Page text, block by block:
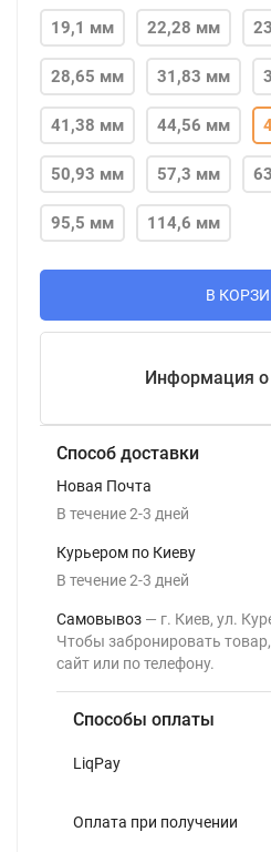
19,1 мм 22,28 мм
28,65 мм 31,83 мм
41,38 мм 44,56 мм
50,93 мм 57,3 мм
95,5 мм 114,6 мм
В
Информация о
Способ доставки
Новая Почта
В течение2-3 дней
Курьером по Киеву
В течение2-3 дней
Самовывоз
г. Киев, ул.
Чтобы забронировать
сайт или по телефону.
Способы оплаты
LiqPay
Оплата при получении